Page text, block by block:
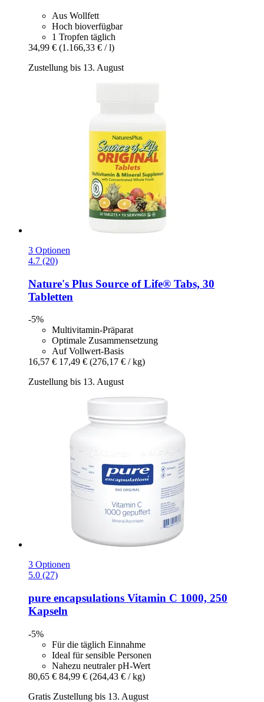
Aus Wollfett
Hoch bioverfügbar
1 Tropfen täglich
34,99 € (1.166,33 € / l)
Zustellung bis 13. August
3 Optionen
4.7 (20)
Nature's Plus Source of Life® Tabs, 30
Tabletten
-5%
Multivitamin-Präparat
Optimale Zusammensetzung
Auf Vollwert-Basis
16,57 € 17,49 € (276,17 € / kg)
Zustellung bis 13. August
3 Optionen
5.0 (27)
pure encapsulations Vitamin C 1000, 250
Kapseln
-5%
Für die täglich Einnahme
Ideal für sensible Personen
Nahezu neutraler pH-Wert
80,65 € 84,99 € (264,43 € / kg)
Gratis Zustellung bis 13. August